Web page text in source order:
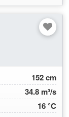
152 cm
34.8 m³/s
16 °C